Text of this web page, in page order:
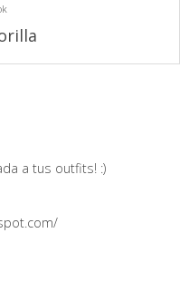
a tus outfits! :)